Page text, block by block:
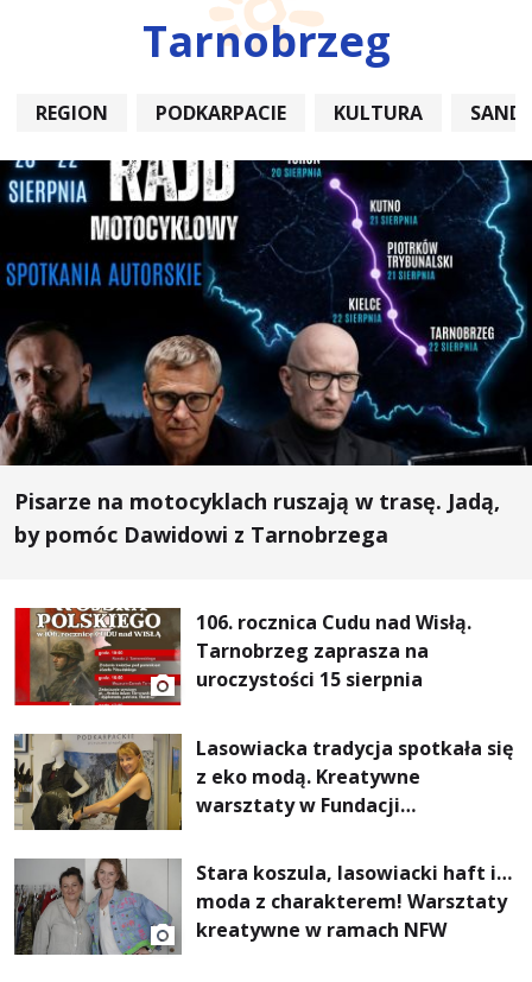
Tarnobrzeg
REGION PODKARPACIE KULTURA
Pisarze na motocyklach ruszają w trasę. Jadą,
by pomóc Dawidowi z Tarnobrzega
106. rocznica Cudu nad Wisłą.
Tarnobrzeg zaprasza na
uroczystości 15 sierpnia
Lasowiacka tradycja spotkała się
z eko modą. Kreatywne
warsztaty w Fundacji
Stara koszula, lasowiacki haft i…
moda z charakterem! Warsztaty
kreatywne w ramach NFW